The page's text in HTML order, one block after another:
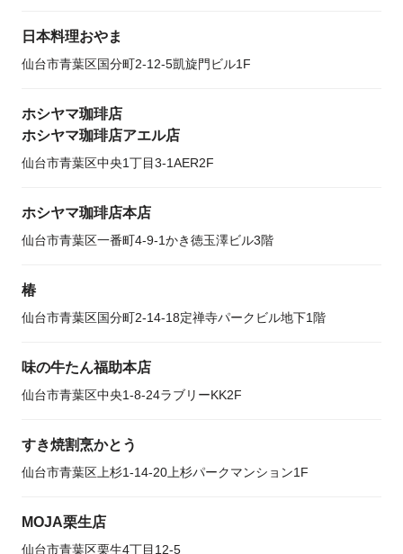
日本料理おやま
仙台市青葉区国分町2-12-5凱旋門ビル1F
ホシヤマ珈琲店
ホシヤマ珈琲店アエル店
仙台市青葉区中央1丁目3-1AER2F
ホシヤマ珈琲店本店
仙台市青葉区一番町4-9-1かき徳玉澤ビル3階
椿
仙台市青葉区国分町2-14-18定禅寺パークビル地下1階
味の牛たん福助本店
仙台市青葉区中央1-8-24ラブリーKK2F
すき焼割烹かとう
仙台市青葉区上杉1-14-20上杉パークマンション1F
MOJA栗生店
仙台市青葉区栗生4丁目12-5